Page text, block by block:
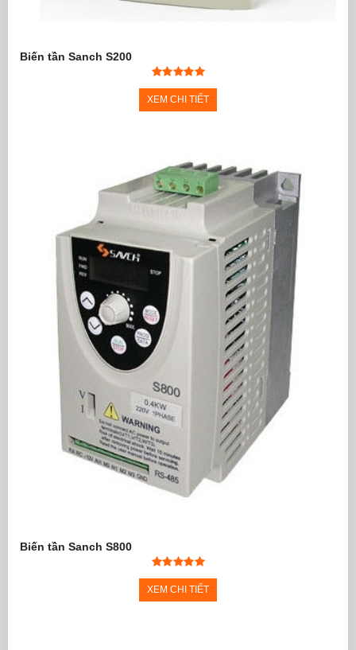
Biến tần Sanch S200
XEM CHI TIẾT
Biến tần Sanch S800
XEM CHI TIẾT